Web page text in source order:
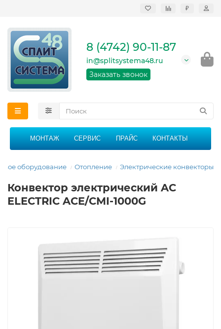
₽
кондиционеров в
области
График работы: 9:00 -
21:00 без перерыва и
8 (4742) 90-11-87
in@splitsystema48.ru
Заказать звонок
МОНТАЖ СЕРВИС ПРАЙС КОНТАКТЫ
оборудование Отопление Электрические конвекторы
Конвектор электрический AC
ELECTRIC ACE/CMI-1000G